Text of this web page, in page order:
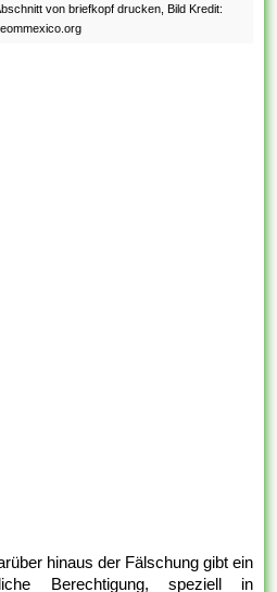
von briefkopf drucken, Bild Kredit:
hinaus der Fälschung gibt ein
Berechtigung, speziell in